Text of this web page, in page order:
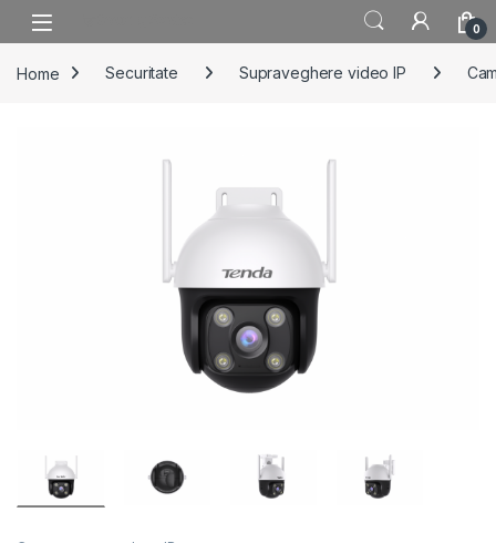
Skip to navigation
Skip to content
0
Home Securitate Supraveghere video IP